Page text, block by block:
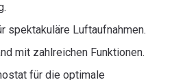
spektakuläre Luftaufnahmen.
mit zahlreichen Funktionen.
für die optimale